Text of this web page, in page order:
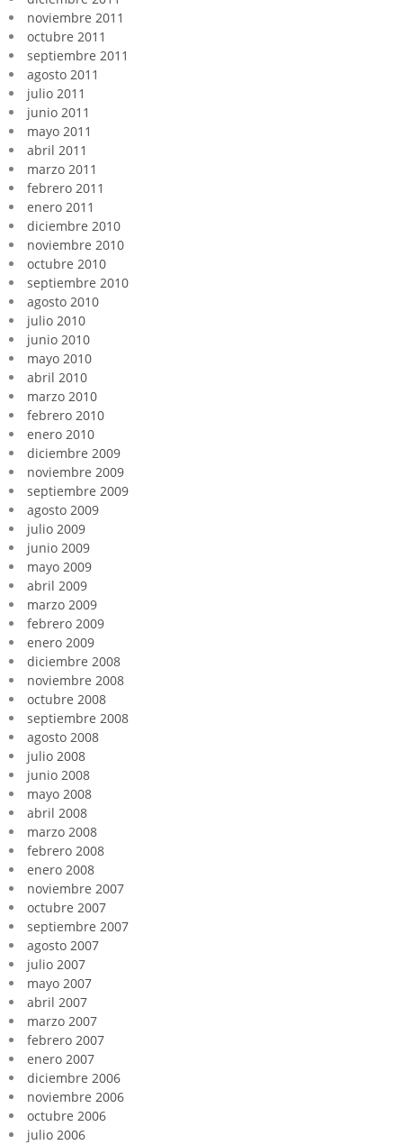
noviembre 2011
octubre 2011
septiembre 2011
agosto 2011
julio 2011
junio 2011
mayo 2011
abril 2011
marzo 2011
febrero 2011
enero 2011
diciembre 2010
noviembre 2010
octubre 2010
septiembre 2010
agosto 2010
julio 2010
junio 2010
mayo 2010
abril 2010
marzo 2010
febrero 2010
enero 2010
diciembre 2009
noviembre 2009
septiembre 2009
agosto 2009
julio 2009
junio 2009
mayo 2009
abril 2009
marzo 2009
febrero 2009
enero 2009
diciembre 2008
noviembre 2008
octubre 2008
septiembre 2008
agosto 2008
julio 2008
junio 2008
mayo 2008
abril 2008
marzo 2008
febrero 2008
enero 2008
noviembre 2007
octubre 2007
septiembre 2007
agosto 2007
julio 2007
mayo 2007
abril 2007
marzo 2007
febrero 2007
enero 2007
diciembre 2006
noviembre 2006
octubre 2006
julio 2006